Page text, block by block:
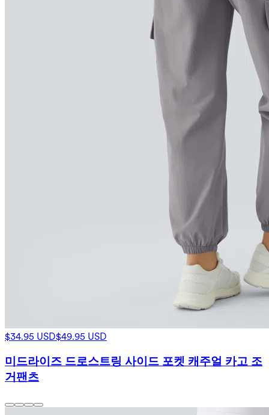
$34.95 USD$49.95 USD
미드라이즈 드로스트링 사이드 포켓 캐주얼 카고 조
거팬츠